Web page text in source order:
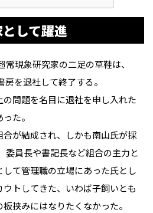
して躍進
常現象研究家の二足の草鞋は、
を退社して終了する。
問題を名目に退社を申し入れた
た。
が結成され、しかも南山氏が採
委員長や書記長など組合の主力と
て管理職の立場にあった氏とし
トしてきた、いわば子飼いとも
挟みにはなりたくなかった。